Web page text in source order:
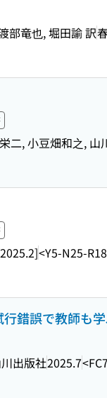
部竜也, 堀田諭 訳
二, 小豆畑和之, 山
<Y5-N25-
錯誤で教師も
出版社2025.7